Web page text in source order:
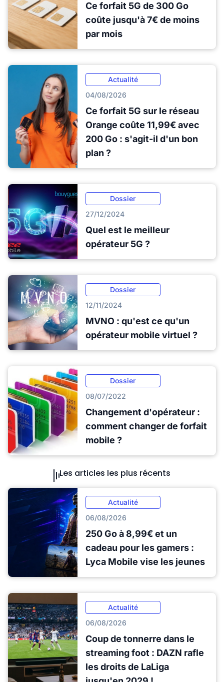
Ce forfait 5G de 300 Go
coûte jusqu'à 7€ de moins
par mois
Actualité
04/08/2026
Ce forfait 5G sur le réseau
Orange coûte 11,99€ avec
200 Go : s'agit-il d'un bon
plan ?
Dossier
27/12/2024
Quel est le meilleur
opérateur 5G ?
Dossier
12/11/2024
MVNO : qu'est ce qu'un
opérateur mobile virtuel ?
Dossier
08/07/2022
Changement d'opérateur :
comment changer de forfait
mobile ?
Les articles les plus récents
Actualité
06/08/2026
250 Go à 8,99€ et un
cadeau pour les gamers :
Lyca Mobile vise les jeunes
Actualité
06/08/2026
Coup de tonnerre dans le
streaming foot : DAZN rafle
les droits de LaLiga